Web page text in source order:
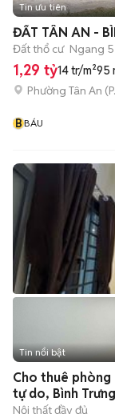
Tin ưu tiên
ĐẤT TÂN AN -
Đất thổ cư Ngang 5
1,29 tỷ14 tr/m²95
Phường Tân An (
BBÁU
Tin nổi bật
Cho thuê phòng
tự do, Bình Trưng
Nội thất đầy đủ